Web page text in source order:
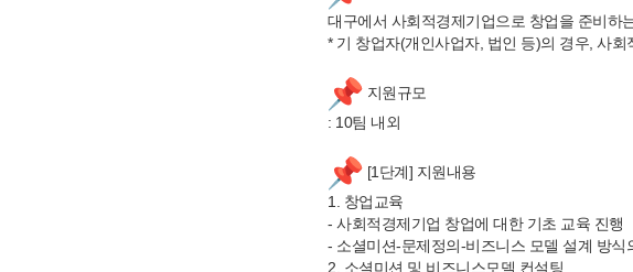
대구에서 사회적경제기업으로 창업을 준비하
* 기 창업자(개인사업자, 법인 등)의 경우, 사
지원규모
: 10팀 내외
[1단계] 지원내용
1. 창업교육
- 사회적경제기업 창업에 대한 기초 교육 진행
- 소셜미션-문제정의-비즈니스 모델 설계 방
2. 소셜미션 및 비즈니스모델 컨설팅